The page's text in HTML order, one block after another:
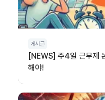
게시글
[NEWS] 주4일 근무제
해야!